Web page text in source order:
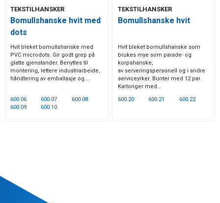
TEKSTILHANSKER
Bomullshanske hvit med
dots
Hvit bleket bomullshanske med
PVC microdots. Gir godt grep på
glatte gjenstander. Benyttes til
montering, lettere industriarbeide,
håndtering av emballasje og...
600.06 600.07
600.08
600.09
600.10
TEKSTILHANSKER
Bomullshanske hvit
Hvit bleket bomullshanske som
brukes mye som parade- og
korpshanske,
av serveringspersonell og i andre
serviceyrker. Bunter med 12 par.
Kartonger med...
600.20
600.21 600.22